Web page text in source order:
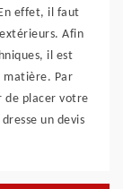
effet, il faut
Afin
il est
matière. Par
de placer votre
un devis